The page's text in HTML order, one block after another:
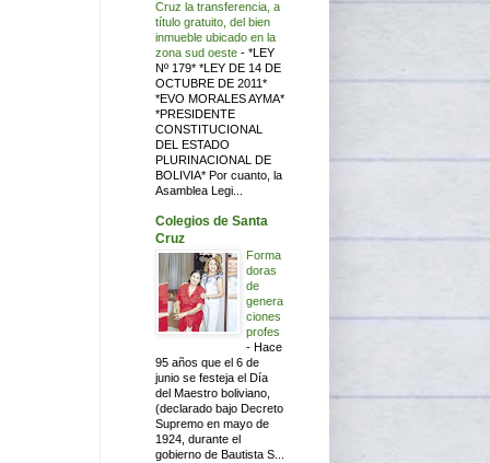
Cruz la transferencia, a
título gratuito, del bien
inmueble ubicado en la
zona sud oeste - *LEY
Nº 179* *LEY DE 14 DE
OCTUBRE DE 2011*
*EVO MORALES AYMA*
*PRESIDENTE
CONSTITUCIONAL
DEL ESTADO
PLURINACIONAL DE
BOLIVIA* Por cuanto, la
Asamblea Legi...
Colegios de Santa
Cruz
Forma
doras
de
genera
ciones
profes
- Hace
95 años que el 6 de
junio se festeja el Día
del Maestro boliviano,
(declarado bajo Decreto
Supremo en mayo de
1924, durante el
gobierno de Bautista S...